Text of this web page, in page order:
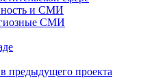
и СМИ
СМИ
предыдущего проекта